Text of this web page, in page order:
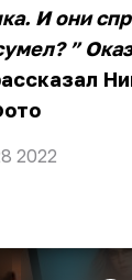
И они
”
2022